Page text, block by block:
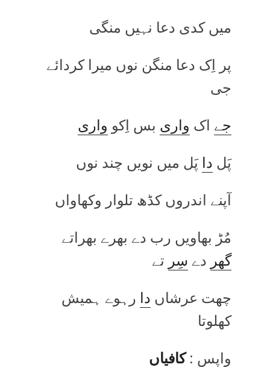
میں کدی دعا نہیں منگی
پر اِک دعا منگن نوں میرا کردائے
جی
جے اک واری بس اِکو واری
پَل دا پَل میں نویں چند نوں
آپنے اندروں کڈھ تلوار وکھاواں
مُڑ بھاویں رب دے بھرے بھراتے
گھر دے سِر تے
چھت عرشاں دا رہوے ہمیش
کھلوتا
واپس :کافیاں